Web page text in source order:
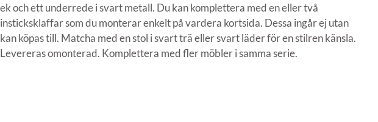
ek och ett underrede i svart metall. Du kan komplettera med en eller två
insticksklaffar som du monterar enkelt på vardera kortsida. Dessa ingår ej utan
kan köpas till. Matcha med en stol i svart trä eller svart läder för en stilren känsla.
Levereras omonterad. Komplettera med fler möbler i samma serie.